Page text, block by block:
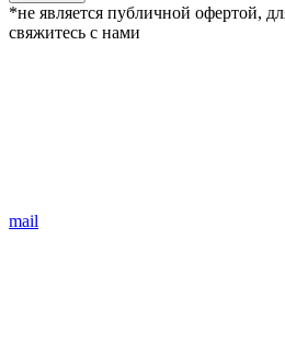
*не является публичной офертой,
свяжитесь с нами
mail